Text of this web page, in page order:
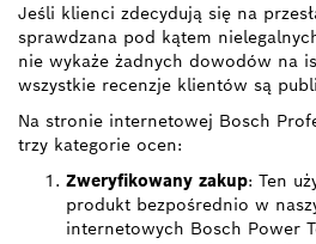
Jeśli klienci zdecydują się na
sprawdzana pod kątem
nie wykaże żadnych dowodów na
wszystkie recenzje klientów są
Na stronie internetowej Bosch
trzy kategorie ocen:
Zweryfikowany zakup: Ten
produkt bezpośrednio w
internetowych Bosch Power